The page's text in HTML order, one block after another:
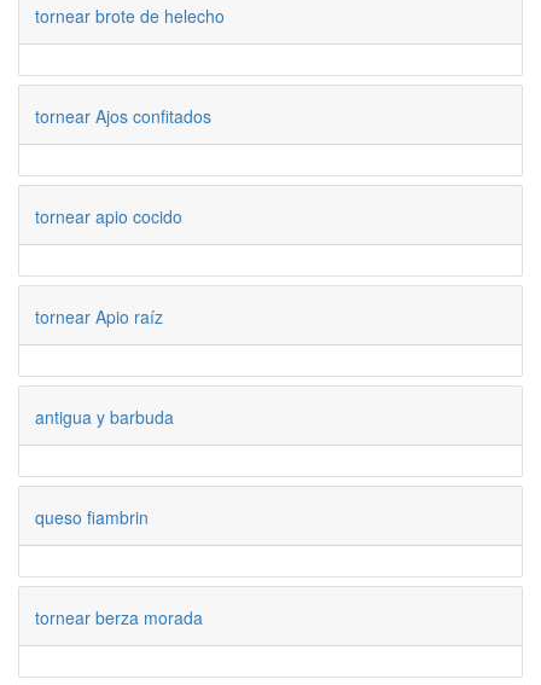
tornear brote de helecho
tornear Ajos confitados
tornear apio cocido
tornear Apio raíz
antigua y barbuda
queso fiambrin
tornear berza morada